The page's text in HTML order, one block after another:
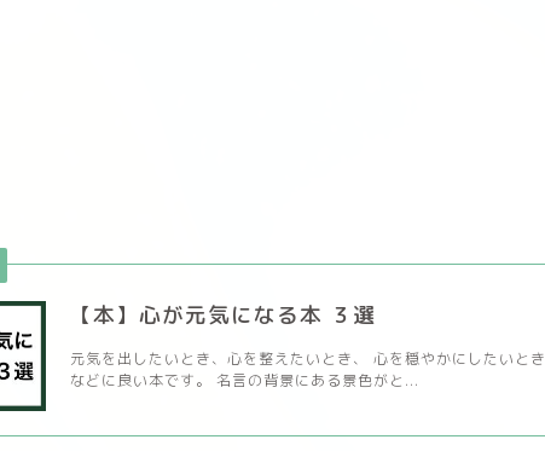
【本】心が元気になる本 ３選
元気を出したいとき、心を整えたいとき、 心を穏やかにしたいとき
などに良い本です。 名言の背景にある景色がと...